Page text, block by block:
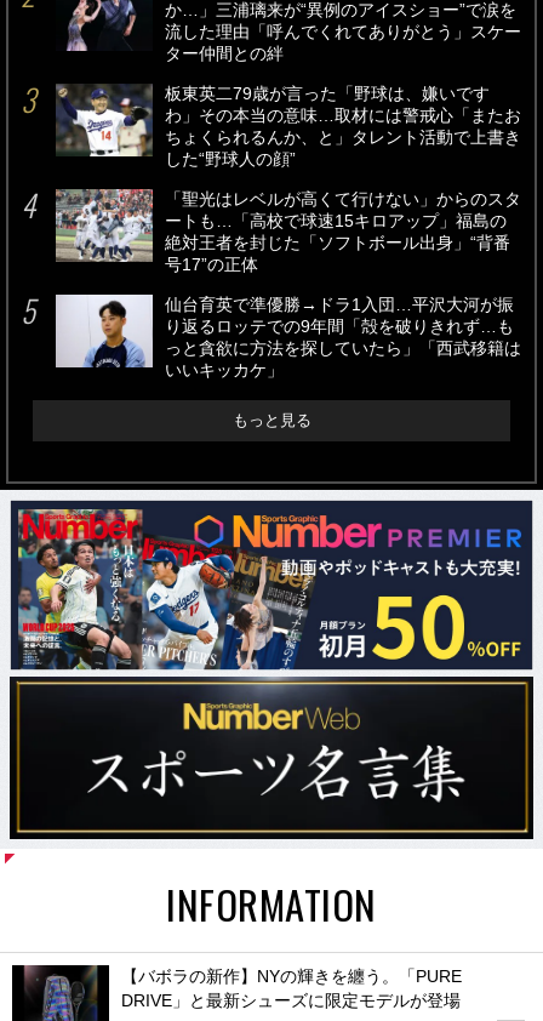
か…」三浦璃来が“異例のアイスショー”で涙を
流した理由「呼んでくれてありがとう」スケー
ター仲間との絆
板東英二79歳が言った「野球は、嫌いです
わ」その本当の意味…取材には警戒心「またお
ちょくられるんか、と」タレント活動で上書き
した“野球人の顔”
「聖光はレベルが高くて行けない」からのスタ
ートも…「高校で球速15キロアップ」福島の
絶対王者を封じた「ソフトボール出身」“背番
号17”の正体
仙台育英で準優勝→ドラ1入団…平沢大河が振
り返るロッテでの9年間「殻を破りきれず…も
っと貪欲に方法を探していたら」「西武移籍は
いいキッカケ」
もっと見る
INFORMATION
【バボラの新作】NYの輝きを纏う。「PURE
DRIVE」と最新シューズに限定モデルが登場